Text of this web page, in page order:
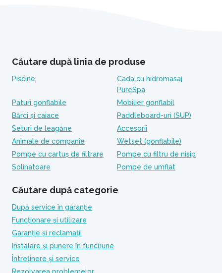
Căutare după linia de produse
Piscine
Cada cu hidromasaj
PureSpa
Paturi gonflabile
Mobilier gonflabil
Bărci și caiace
Paddleboard-uri (SUP)
Seturi de leagăne
Accesorii
Animale de companie
Wetset (gonflabile)
Pompe cu cartuș de filtrare
Pompe cu filtru de nisip
Solinatoare
Pompe de umflat
Căutare după categorie
După service în garanție
Funcționare și utilizare
Garanție și reclamații
Instalare și punere în funcțiune
Întreținere și service